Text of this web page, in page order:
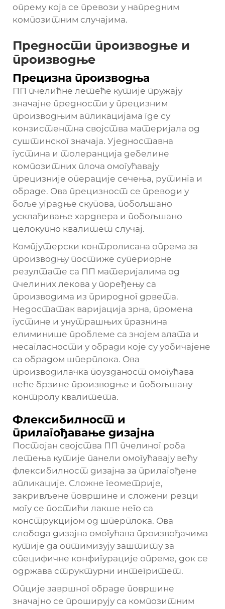
опрему која се превози у напредним
композитним случајима.
Предности производње и
производње
Прецизна производња
ПП пчелићне летеће кутије пружају
значајне предности у прецизним
производњим апликацијама где су
конзистентна својства материјала од
суштинског значаја. Уједноставна
густина и толеранција дебелине
композитних плоча омогућавају
прецизније операције сечења, рутинга и
обраде. Ова прецизност се преводи у
боље уградње скупова, побољшано
усклађивање хардвера и побољшано
целокупно квалитет случај.
Компјутерски контролисана опрема за
производњу постиже супериорне
резултате са ПП материјалима од
пчелиних лекова у поређењу са
производима из природног дрвета.
Недостатак варијација зрна, промена
густине и унутрашњих празнина
елиминише проблеме са знојем алата и
несагласности у обради које су уобичајене
са обрадом шперплока. Ова
производилачка поузданост омогућава
веће брзине производње и побољшану
контролу квалитета.
Флексибилност и
прилагођавање дизајна
Постојан својства ПП пчелиног роба
летења кутије панели омогућавају већу
флексибилност дизајна за прилагођене
апликације. Сложне геометрије,
закривљене површине и сложени резци
могу се постићи лакше него са
конструкцијом од шперплока. Ова
слобода дизајна омогућава произвођачима
кутије да оптимизују заштиту за
специфичне конфигурације опреме, док се
одржава структурни интегритет.
Опције завршног обраде површине
значајно се проширују са композитним